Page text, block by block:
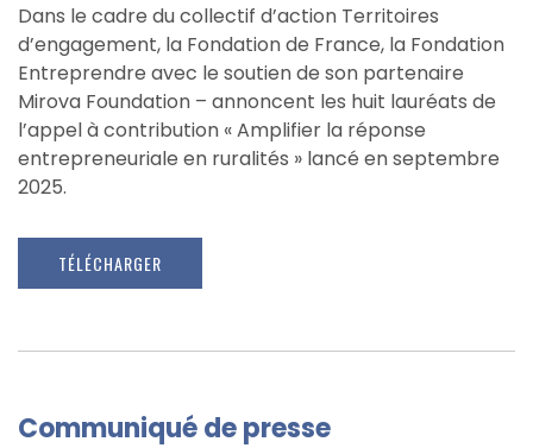
Dans le cadre du collectif d’action Territoires
d’engagement, la Fondation de France, la Fondation
Entreprendre avec le soutien de son partenaire
Mirova Foundation – annoncent les huit lauréats de
l’appel à contribution « Amplifier la réponse
entrepreneuriale en ruralités » lancé en septembre
2025.
TÉLÉCHARGER
Communiqué de presse